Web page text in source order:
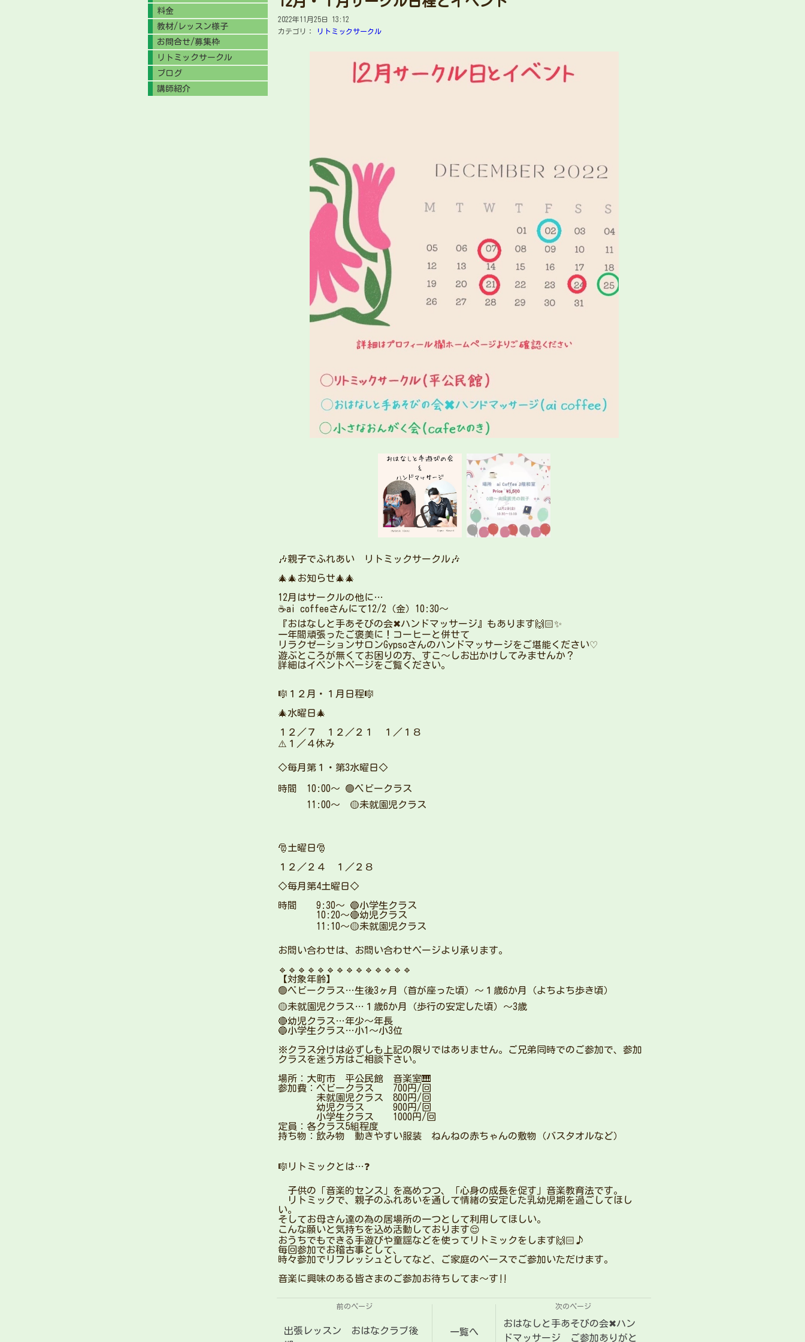
2022年11月25日 13:12
カテゴリ：
リトミックサークル
🎶親子でふれあい リトミックサークル🎶
🎄🎄お知らせ🎄🎄
12月はサークルの他に…
☕️ai coffeeさんにて12/2（金）10:30〜
『おはなしと手あそびの会✖︎ハンドマッサージ』もあります🙌🏻✨
一年間頑張ったご褒美に！コーヒーと併せて
リラクゼーションサロンGypsoさんのハンドマッサージをご堪能ください♡
遊ぶところが無くてお困りの方、すこ〜しお出かけしてみませんか？
詳細はイベントページをご覧ください。
🎼１２月・１月日程🎼
🎄水曜日🎄
１２／７ １２／２１ １／１８
⚠️１／４休み
◇毎月第１・第3水曜日◇
時間 10:00〜 🟢ベビークラス
11:00〜 🟡未就園児クラス
🎅土曜日🎅
１２／２４ １／２８
◇毎月第4土曜日◇
時間 9:30〜 🔵小学生クラス
10:20〜🔴幼児クラス
11:10〜🟡未就園児クラス
お問い合わせは、お問い合わせページより承ります。
🔹🔹🔹🔹🔹🔹🔹🔹🔹🔹🔹🔹🔹🔹
【対象年齢】
🟢ベビークラス…生後3ヶ月（首が座った頃）〜１歳6か月（よちよち歩き頃）
🟡未就園児クラス…１歳6か月（歩行の安定した頃）〜3歳
🔴幼児クラス…年少〜年長
🔵小学生クラス…小1〜小3位
※クラス分けは必ずしも上記の限りではありません。ご兄弟同時でのご参加で、参加
クラスを迷う方はご相談下さい。
場所：大町市 平公民館 音楽室🎹
参加費：ベビークラス 700円/回
未就園児クラス 800円/回
幼児クラス 900円/回
小学生クラス 1000円/回
定員：各クラス5組程度
持ち物：飲み物 動きやすい服装 ねんねの赤ちゃんの敷物（バスタオルなど）
🎼リトミックとは…❓
子供の「音楽的センス」を高めつつ、「心身の成長を促す」音楽教育法です。
リトミックで、親子のふれあいを通して情緒の安定した乳幼児期を過ごしてほし
い。
そしてお母さん達の為の居場所の一つとして利用してほしい。
こんな願いと気持ちを込め活動しております😌
おうちでもできる手遊びや童謡などを使ってリトミックをします🙌🏻♪
毎回参加でお稽古事として、
時々参加でリフレッシュとしてなど、ご家庭のペースでご参加いただけます。
音楽に興味のある皆さまのご参加お待ちしてま〜す‼
前のページ
出張レッスン おはなクラブ後
一覧へ
次のページ
おはなしと手あそびの会✖︎ハン
ドマッサージ ご参加ありがと
料金
教材/レッスン様子
お問合せ/募集枠
リトミックサークル
ブログ
講師紹介